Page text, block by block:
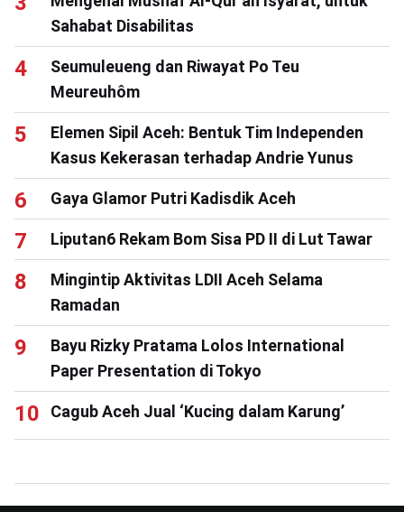
Sahabat Disabilitas
Seumuleueng dan Riwayat Po Teu
Meureuhôm
Elemen Sipil Aceh: Bentuk Tim Independen
Kasus Kekerasan terhadap Andrie Yunus
Gaya Glamor Putri Kadisdik Aceh
Liputan6 Rekam Bom Sisa PD II di Lut Tawar
Mingintip Aktivitas LDII Aceh Selama
Ramadan
Bayu Rizky Pratama Lolos International
Paper Presentation di Tokyo
Cagub Aceh Jual ‘Kucing dalam Karung’